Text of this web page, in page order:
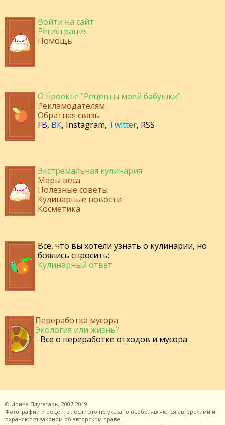
Войти на сайт
Регистрация
Помощь
О проекте "Рецепты моей бабушки"
Рекламодателям
Обратная связь
FB, ВК, Instagram, Twitter, RSS
Экстремальная кулинария
Меры веса
Полезные советы
Кулинарные новости
Косметика
Все, что вы хотели узнать о кулинарии, но
боялись спросить:
Кулинарный ответ
Переработка мусора
Экология или жизнь?
- Все о переработке отходов и мусора
© Ирина Плугатарь, 2007-2019.
Фотографии и рецепты, если это не указано особо, являются авторскими и
охраняются законом об авторском праве.